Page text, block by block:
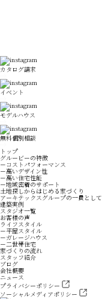
カタログ請求
イベント
モデルハウス
無料個別相談
トップ
グルービーの特徴
－コストパフォーマンス
－高いデザイン性
－高い住宅性能
－地域密着のサポート
土地探しからはじめる家づくり
アーキテックスグループの一員として
建築実例
スタジオ一覧
お客様の声
ライフスタイル
－平屋スタイル
－ガレージハウス
－二世帯住宅
家づくりの流れ
スタッフ紹介
ブログ
会社概要
ニュース
プライバシーポリシー
ソーシャルメディアポリシー